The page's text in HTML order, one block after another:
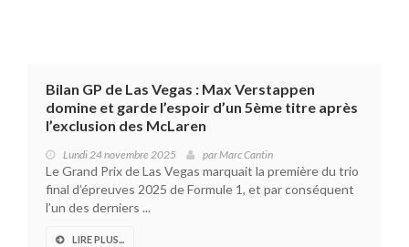
Bilan GP de Las Vegas : Max Verstappen
domine et garde l’espoir d’un 5ème titre après
l’exclusion des McLaren
Lundi 24 novembre 2025 parMarc Cantin
Le Grand Prix de Las Vegas marquait la première du trio
final d’épreuves 2025 de Formule 1, et par conséquent
l’un des derniers ...
LIRE PLUS...